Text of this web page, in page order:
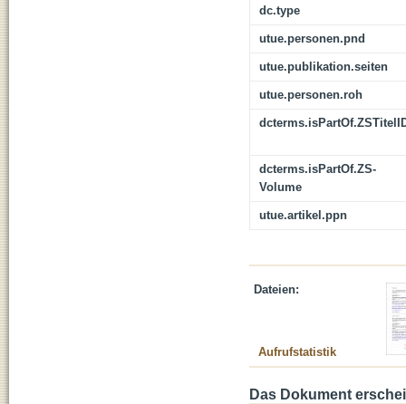
dc.type
utue.personen.pnd
utue.publikation.seiten
utue.personen.roh
dcterms.isPartOf.ZS-
Volume
utue.artikel.ppn
Dateien:
Aufrufstatistik
Das Dokument